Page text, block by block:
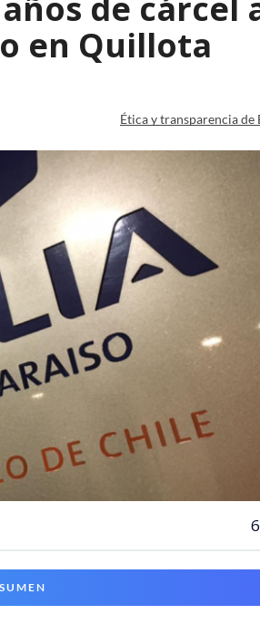
en Quillota
Ética y transparencia